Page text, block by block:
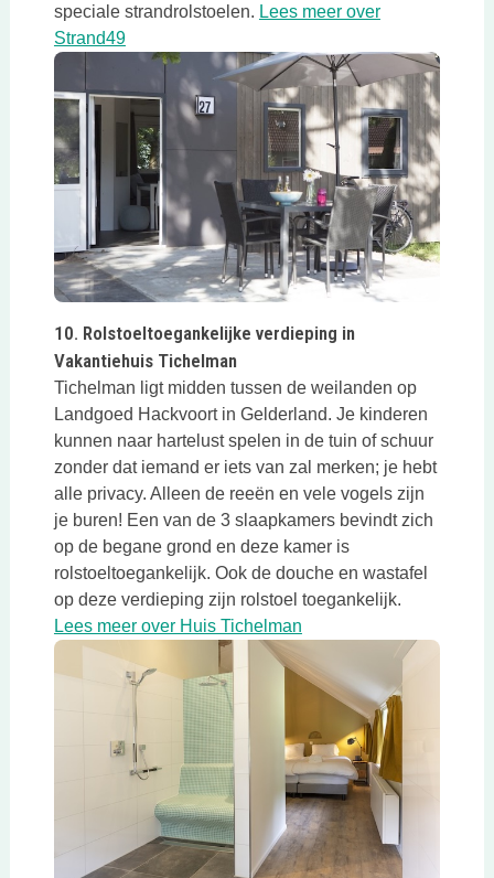
speciale strandrolstoelen. Lees meer over
Strand49Deze link opent in een nieuwe tab
10. Rolstoeltoegankelijke verdieping in
Vakantiehuis Tichelman
Tichelman ligt midden tussen de weilanden op
Landgoed Hackvoort in Gelderland. Je kinderen
kunnen naar hartelust spelen in de tuin of schuur
zonder dat iemand er iets van zal merken; je hebt
alle privacy. Alleen de reeën en vele vogels zijn
je buren! Een van de 3 slaapkamers bevindt zich
op de begane grond en deze kamer is
rolstoeltoegankelijk. Ook de douche en wastafel
op deze verdieping zijn rolstoel toegankelijk.
Lees meer over Huis TichelmanDeze link opent in een